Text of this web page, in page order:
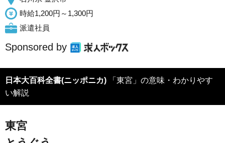
時給1,200円～1,300円
派遣社員
Sponsored by
日本大百科全書(ニッポニカ)
い解説
東宮